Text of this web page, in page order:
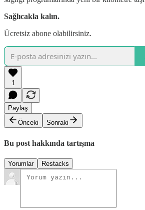
Sağlıcakla kalın.
Ücretsiz abone olabilirsiniz.
1
Paylaş
Önceki
Sonraki
Bu post hakkında tartışma
Yorumlar Restacks